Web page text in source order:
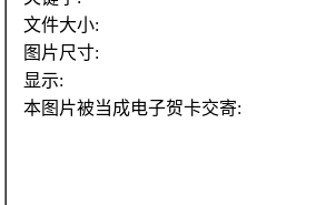
文件大小:
图片尺寸:
显示:
本图片被当成电子贺卡交寄: